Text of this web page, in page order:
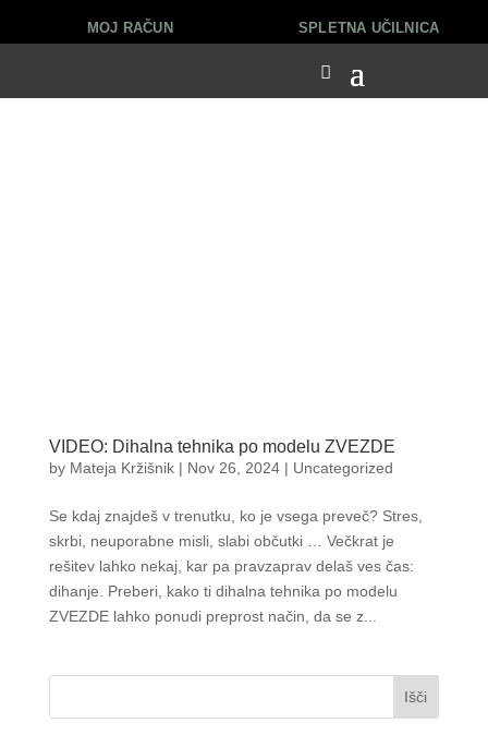
MOJ RAČUN SPLETNA UČILNICA
VIDEO: Dihalna tehnika po modelu ZVEZDE
by Mateja Kržišnik| Nov 26, 2024| Uncategorized
Se kdaj znajdeš v trenutku, ko je vsega preveč? Stres,
skrbi, neuporabne misli, slabi občutki … Večkrat je
rešitev lahko nekaj, kar pa pravzaprav delaš ves čas:
dihanje. Preberi, kako ti dihalna tehnika po modelu
ZVEZDE lahko ponudi preprost način, da se z...
Išči